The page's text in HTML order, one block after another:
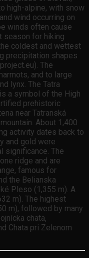
high-alpine, with snow
wind occurring on
winds often cause
season for hiking
coldest and wettest
precipitation shapes
The
and to large
lynx. The Tatra
a symbol of the High
prehistoric
near Tatranská
About 1,400
activity dates back to
and gold were
significance. The
ridge and are
famous for
the Belianska
Pleso (1,355 m). A
m). The highest
m), followed by many
chata,
Chata pri Zelenom